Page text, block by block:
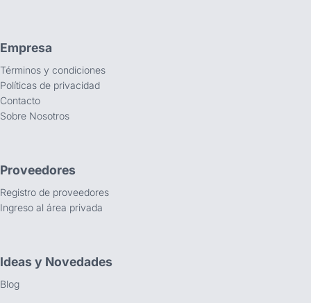
Empresa
Términos y condiciones
Políticas de privacidad
Contacto
Sobre Nosotros
Proveedores
Registro de proveedores
Ingreso al área privada
Ideas y Novedades
Blog